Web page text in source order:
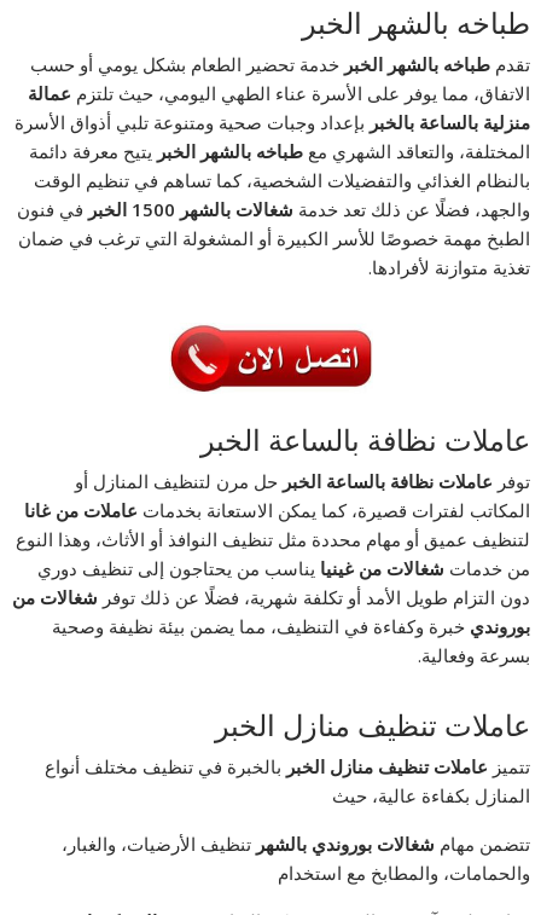
طباخه بالشهر الخبر
تقدمطباخه بالشهر الخبر خدمة تحضير الطعام بشكل يومي أو حسب
الاتفاق، مما يوفر على الأسرة عناء الطهي اليومي، حيث تلتزم عمالة
منزلية بالساعة بالخبر بإعداد وجبات صحية ومتنوعة تلبي أذواق الأسرة
المختلفة، والتعاقد الشهري معطباخه بالشهر الخبر يتيح معرفة دائمة
بالنظام الغذائي والتفضيلات الشخصية، كما تساهم في تنظيم الوقت
والجهد، فضلًا عن ذلك تعد خدمة شغالات بالشهر 1500 الخبر
في فنون
الطبخ مهمة خصوصًا للأسر الكبيرة أو المشغولة التي ترغب في ضمان
تغذية متوازنة لأفرادها.
عاملات نظافة بالساعة الخبر
توفر عاملات نظافة بالساعة الخبر حل مرن لتنظيف المنازل أو
المكاتب لفترات قصيرة، كما يمكن الاستعانة بخدمات عاملات من غانا
لتنظيف عميق أو مهام محددة مثل تنظيف النوافذ أو الأثاث، وهذا النوع
من خدمات شغالات من غينيا يناسب من يحتاجون إلى تنظيف دوري
دون التزام طويل الأمد أو تكلفة شهرية، فضلًا عن ذلك توفر شغالات من
بوروندي خبرة وكفاءة في التنظيف، مما يضمن بيئة نظيفة وصحية
بسرعة وفعالية.
عاملات تنظيف منازل الخبر
تتميز عاملات تنظيف منازل الخبر بالخبرة في تنظيف مختلف أنواع
المنازل بكفاءة عالية، حيث
تتضمن مهام شغالات بوروندي بالشهر تنظيف الأرضيات، والغبار،
والحمامات، والمطابخ مع استخدام